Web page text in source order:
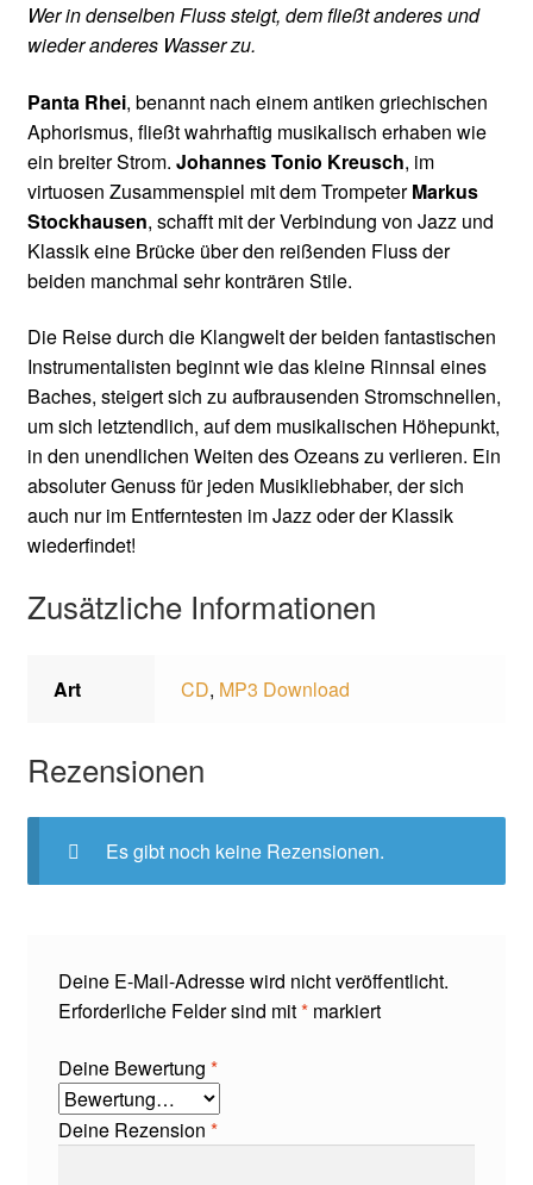
Wer in denselben Fluss steigt, dem fließt anderes und
wieder anderes Wasser zu.
Panta Rhei, benannt nach einem antiken griechischen
Aphorismus, fließt wahrhaftig musikalisch erhaben wie
ein breiter Strom. Johannes Tonio Kreusch, im
virtuosen Zusammenspiel mit dem TrompeterMarkus
Stockhausen, schafft mit der Verbindung von Jazz und
Klassik eine Brücke über den reißenden Fluss der
beiden manchmal sehr konträren Stile.
Die Reise durch die Klangwelt der beiden fantastischen
Instrumentalisten beginnt wie das kleine Rinnsal eines
Baches, steigert sich zu aufbrausenden Stromschnellen,
um sich letztendlich, auf dem musikalischen Höhepunkt,
in den unendlichen Weiten des Ozeans zu verlieren. Ein
absoluter Genuss für jeden Musikliebhaber, der sich
auch nur im Entferntesten im Jazz oder der Klassik
wiederfindet!
Zusätzliche Informationen
Art CD, MP3 Download
Rezensionen
Es gibt noch keine Rezensionen.
Deine E-Mail-Adresse wird nicht veröffentlicht.
Erforderliche Felder sind mit*markiert
Deine Bewertung *
Deine Rezension *